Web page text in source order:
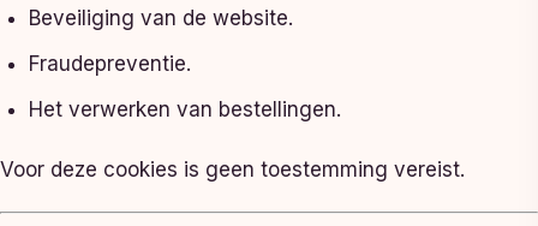
Beveiliging van de website.
Fraudepreventie.
Het verwerken van bestellingen.
Voor deze cookies is geen toestemming vereist.